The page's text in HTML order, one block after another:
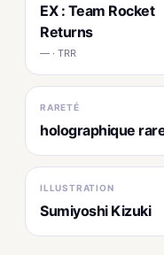
EX : Team Rocket
Returns
— · TRR
RARETÉ
holographique
ILLUSTRATION
Sumiyoshi Kizuki